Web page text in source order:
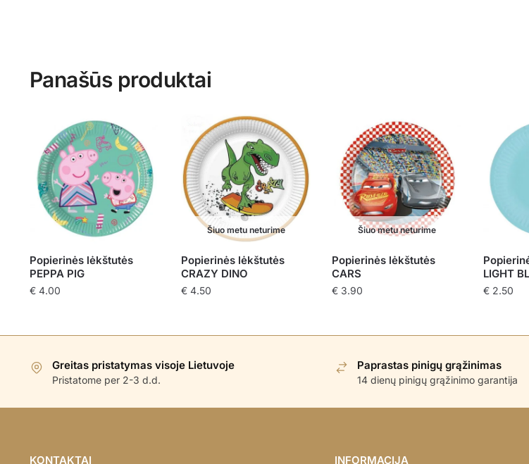
Panašūs produktai
Popierinės lėkštutės
PEPPA PIG
€4.00
Šiuo metu neturime
Popierinės lėkštutės
CRAZY DINO
€4.50
Šiuo metu neturime
Popierinės lėkštutės
CARS
€ 3.90
LIGHT
€ 2.50
Greitas pristatymas visoje Lietuvoje
Pristatome per 2-3 d.d.
Paprastas pinigų grąžinimas
14 dienų pinigų grąžinimo garantija
KONTAKTAI INFORMACIJA